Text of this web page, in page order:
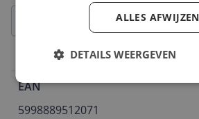
Belangrijkste
EAN
5998889512071
ALLES AFWIJZEN
DETAILS WEERGEVEN